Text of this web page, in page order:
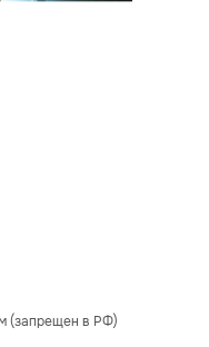
(запрещен в РФ)